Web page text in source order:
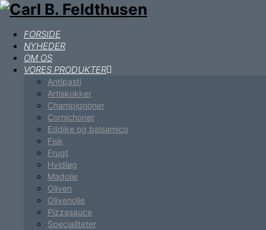
FORSIDE
NYHEDER
OM OS
VORES PRODUKTER
Antipasti
Artiskokker
Champignoner
Cornichoner
Eddike og balsamico
Fisk
Frugt
Hvidløg
Madolie
Oliven
Olivenolie
Pizzasauce
Specialiteter